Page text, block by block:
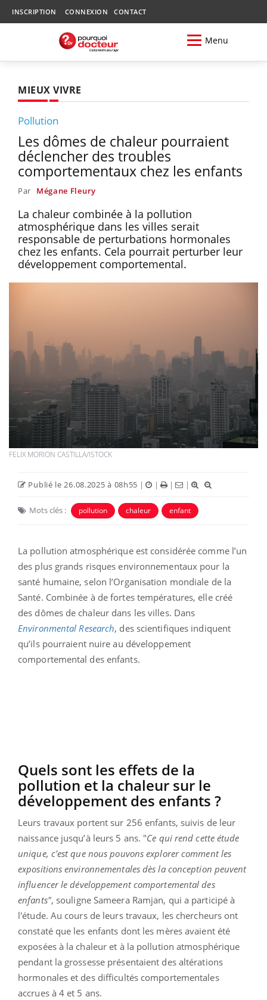
INSCRIPTION CONNEXION CONTACT
Menu
MIEUX VIVRE
Pollution
Les dômes de chaleur pourraient
déclencher des troubles
comportementaux chez les enfants
Par Mégane Fleury
La chaleur combinée à la pollution
atmosphérique dans les villes serait
responsable de perturbations hormonales
chez les enfants. Cela pourrait perturber leur
développement comportemental.
FELIX MORION CASTILLA/ISTOCK
Publié le 26.08.2025 à 08h55 | | | |
Mots clés : pollution chaleur enfant
La pollution atmosphérique est considérée comme l’un
des plus grands risques environnementaux pour la
santé humaine, selon l’Organisation mondiale de la
Santé. Combinée à de fortes températures, elle créé
des dômes de chaleur dans les villes. Dans
Environmental Research, des scientifiques indiquent
qu’ils pourraient nuire au développement
comportemental des enfants.
Quels sont les effets de la
pollution et la chaleur sur le
développement des enfants ?
Leurs travaux portent sur 256 enfants, suivis de leur
naissance jusqu’à leurs 5 ans. "Ce qui rend cette étude
unique, c'est que nous pouvons explorer comment les
expositions environnementales dès la conception peuvent
influencer le développement comportemental des
enfants", souligne Sameera Ramjan, qui a participé à
l'étude. Au cours de leurs travaux, les chercheurs ont
constaté que les enfants dont les mères avaient été
exposées à la chaleur et à la pollution atmosphérique
pendant la grossesse présentaient des altérations
hormonales et des difficultés comportementales
accrues à 4 et 5 ans.